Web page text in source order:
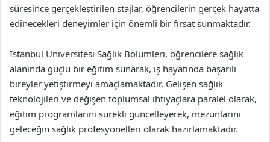
süresince gerçekleştirilen stajlar, öğrencilerin gerçek hayatta
edinecekleri deneyimler için önemli bir fırsat sunmaktadır.
İstanbul Üniversitesi Sağlık Bölümleri, öğrencilere sağlık
alanında güçlü bir eğitim sunarak, iş hayatında başarılı
bireyler yetiştirmeyi amaçlamaktadır. Gelişen sağlık
teknolojileri ve değişen toplumsal ihtiyaçlara paralel olarak,
eğitim programlarını sürekli güncelleyerek, mezunlarını
geleceğin sağlık profesyonelleri olarak hazırlamaktadır.